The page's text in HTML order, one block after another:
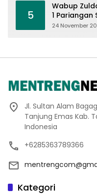
5
Wabup
1
24 November
Jl. Sultan Alam
Tanjung Emas Kab.
Indonesia
+6285363789366
Kategori